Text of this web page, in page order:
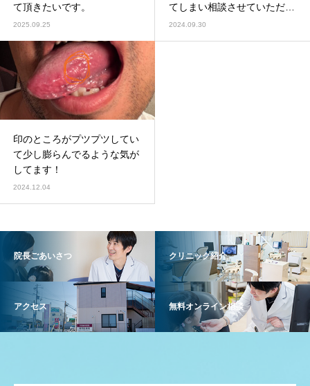
て頂きたいです。
2025.09.25
てしまい相談させていただき
ました。
2024.09.30
印のところがプツプツしてい
て少し膨らんでるような気が
してます！
2024.12.04
院長ごあいさつ クリニック紹介
アクセス 無料オンライン相談